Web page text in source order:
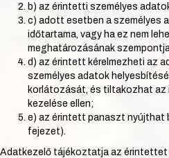
b) az érintetti személyes
c) adott esetben a személyes
időtartama, vagy ha ez nem
meghatározásának
d) az érintett kérelmezheti az
személyes adatok
korlátozását, és tiltakozhat az
kezelése ellen;
e) az érintett panaszt nyújthat
fejezet).
Adatkezelő tájékoztatja az